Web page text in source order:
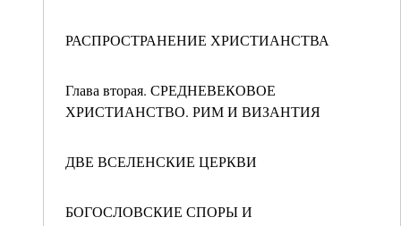
РАСПРОСТРАНЕНИЕ ХРИСТИАНСТВА
Глава вторая. СРЕДНЕВЕКОВОЕ
ХРИСТИАНСТВО. РИМ И ВИЗАНТИЯ
ДВЕ ВСЕЛЕНСКИЕ ЦЕРКВИ
БОГОСЛОВСКИЕ СПОРЫ И